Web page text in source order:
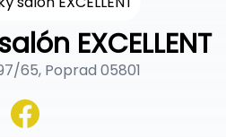
EXCELLENT
65, Poprad 05801